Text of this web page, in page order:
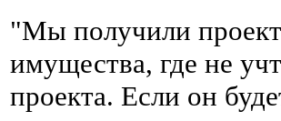
"Мы получили проект
имущества, где не
проекта. Если он